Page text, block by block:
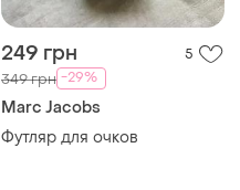
249 грн 5
349 грн -29%
Marc Jacobs
Футляр для очков